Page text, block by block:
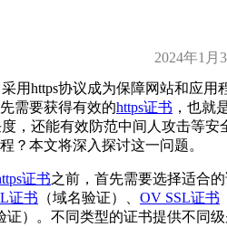
2024年1月
用https协议成为保障网站和应用
需要获得有效的https证书 ，也就
，还能有效防范中间人攻击等安
？本文将深入探讨这一问题。
证书之前，首先需要选择适合
证书 （域名验证）、 OV SSL证书
证）。不同类型的证书提供不同